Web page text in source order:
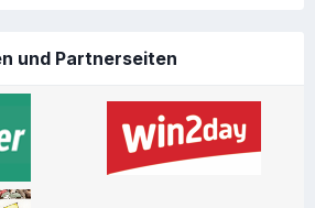
und Partnerseiten